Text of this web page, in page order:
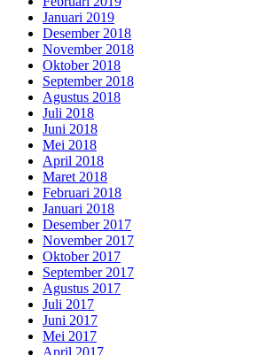
Januari 2019
Desember 2018
November 2018
Oktober 2018
September 2018
Agustus 2018
Juli 2018
Juni 2018
Mei 2018
April 2018
Maret 2018
Februari 2018
Januari 2018
Desember 2017
November 2017
Oktober 2017
September 2017
Agustus 2017
Juli 2017
Juni 2017
Mei 2017
April 2017